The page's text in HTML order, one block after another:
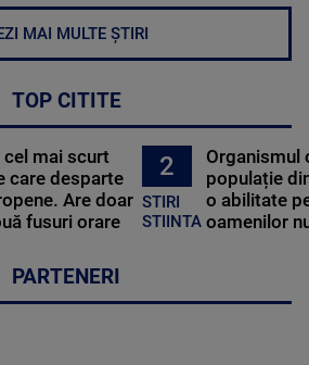
MAI MULTE ȘTIRI
TOP CITITE
cel mai scurt
care desparte
Are doar
fusuri orare
2
STIRI
STIINTA
Organismul
populație
o abilitate
oamenilor
PARTENERI